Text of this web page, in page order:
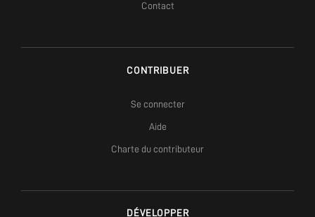
Contact
CONTRIBUER
Se connecter
Aide
Charte du contributeur
DÉVELOPPER